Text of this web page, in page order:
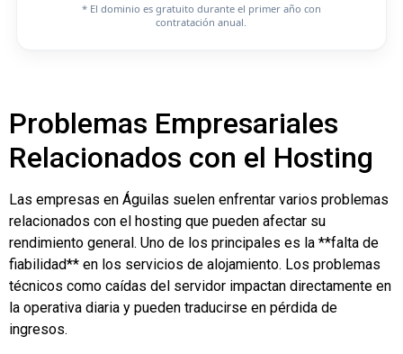
* El dominio es gratuito durante el primer año con
contratación anual.
Problemas Empresariales
Relacionados con el Hosting
Las empresas en Águilas suelen enfrentar varios problemas
relacionados con el hosting que pueden afectar su
rendimiento general. Uno de los principales es la **falta de
fiabilidad** en los servicios de alojamiento. Los problemas
técnicos como caídas del servidor impactan directamente en
la operativa diaria y pueden traducirse en pérdida de
ingresos.